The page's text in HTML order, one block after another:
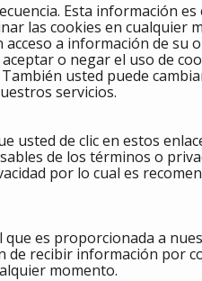
Esta información
las cookies en cualquier
a información de su
o negar el uso de
usted puede
servicios.
usted de clic en estos
de los términos o
por lo cual es
es proporcionada a
recibir información por
momento.